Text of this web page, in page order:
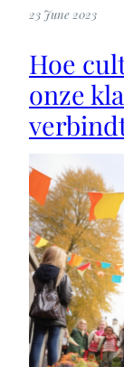
23 June 2023
Hoe
onze